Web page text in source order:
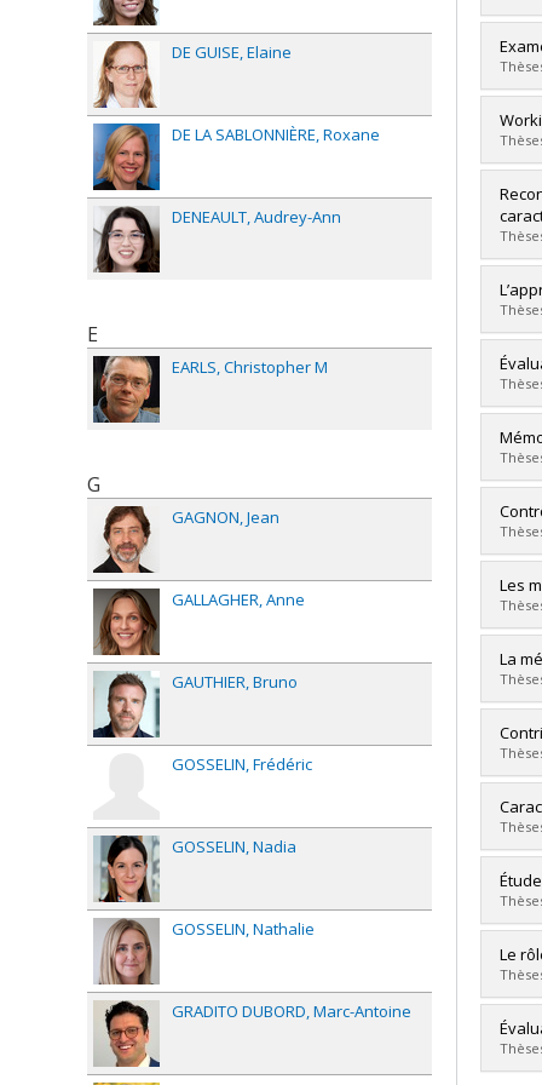
Lien
Cycle
Cycle
Lien
Cycle
Lien
Cycle
Cycle
Cycle
Cycle
Les
Cycle
La
Cycle
Cycle
Lien
Cycle
Cycle
Lien
Le
Cycle
DE GUISE Elaine
DE LA SABLONNIÈRE Roxane
DENEAULT Audrey-Ann
E
EARLS Christopher M
G
GAGNON Jean
GALLAGHER Anne
GAUTHIER Bruno
GOSSELIN Frédéric
GOSSELIN Nadia
GOSSELIN Nathalie
GRADITO DUBORD Marc-Antoine